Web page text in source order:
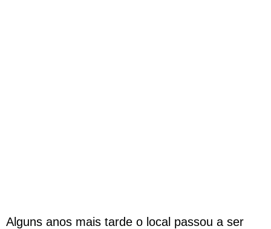
Alguns anos mais tarde o local passou a ser